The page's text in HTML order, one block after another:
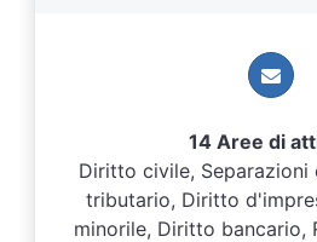
14 Aree di
Diritto civile,
tributario, Diritto
minorile, Diritto bancario,